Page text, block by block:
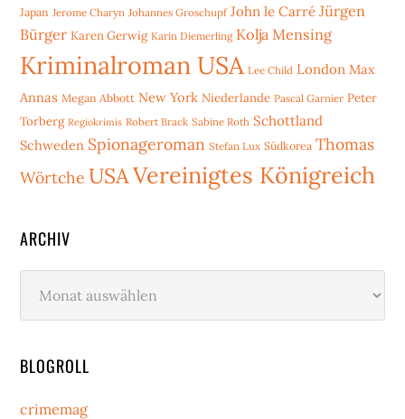
Japan Jerome Charyn Johannes Groschupf John le Carré Jürgen
Bürger Karen Gerwig Karin Diemerling Kolja Mensing
Kriminalroman USA Lee Child London Max
Annas Megan Abbott New York Niederlande Pascal Garnier Peter
Torberg Regiokrimis Robert Brack Sabine Roth Schottland
Schweden Spionageroman Stefan Lux Südkorea Thomas
Wörtche USAVereinigtes Königreich
ARCHIV
BLOGROLL
crimemag